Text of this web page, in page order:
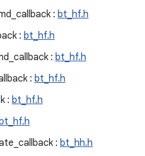
: bt_hf.h
: bt_hf.h
: bt_hf.h
: bt_hf.h
: bt_hf.h
: bt_hh.h